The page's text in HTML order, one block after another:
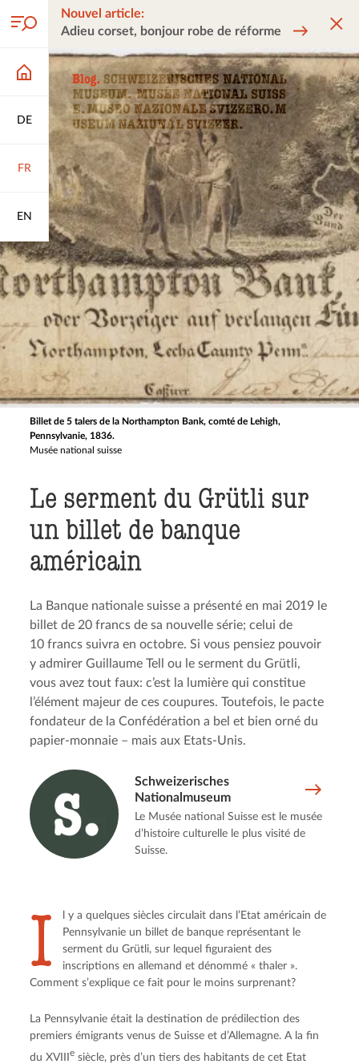
DE
FR
EN
Nouvel article:
Adieu corset, bonjour robe de réforme
Billet de 5 talers de la Northampton Bank, comté de Lehigh,
Pennsylvanie, 1836.
Musée national suisse
Le serment du Grütli sur
un billet de banque
américain
La Banque nationale suisse a présenté en mai 2019 le
billet de 20 francs de sa nouvelle série; celui de
10 francs suivra en octobre. Si vous pensiez pouvoir
y admirer Guillaume Tell ou le serment du Grütli,
vous avez tout faux: c’est la lumière qui constitue
l’élément majeur de ces coupures. Toutefois, le pacte
fondateur de la Confédération a bel et bien orné du
papier-monnaie – mais aux Etats-Unis.
Schweizerisches
Nationalmuseum
Le Musée national Suisse est le musée
d’histoire culturelle le plus visité de
Suisse.
I
l y a quelques siècles circulait dans l’Etat américain de
Pennsylvanie un billet de banque représentant le
serment du Grütli, sur lequel figuraient des
inscriptions en allemand et dénommé « thaler ».
Comment s’explique ce fait pour le moins surprenant?
La Pennsylvanie était la destination de prédilection des
premiers émigrants venus de Suisse et d’Allemagne. A la fin
du XVIIIe siècle, près d’un tiers des habitants de cet Etat